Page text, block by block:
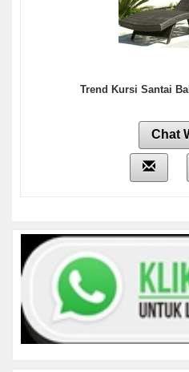
Trend Kursi Santai
Chat